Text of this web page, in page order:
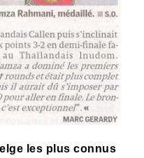
les plus connus